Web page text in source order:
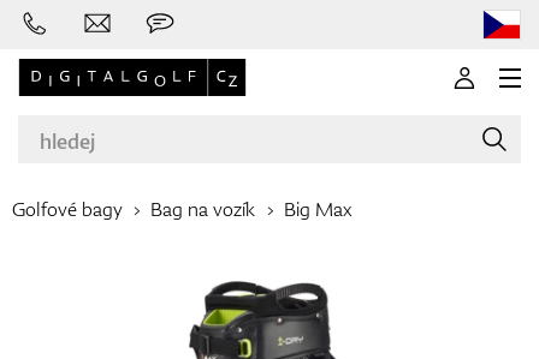
Golfové bagy Bag na vozík Big Max